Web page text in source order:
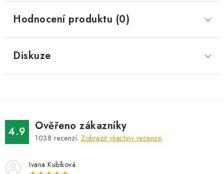
Hodnocení produktu (0)
Diskuze
4.9 Ověřeno zákazníky
1038 recenzí. Zobrazit všechny recenze
Ivana Kubíková